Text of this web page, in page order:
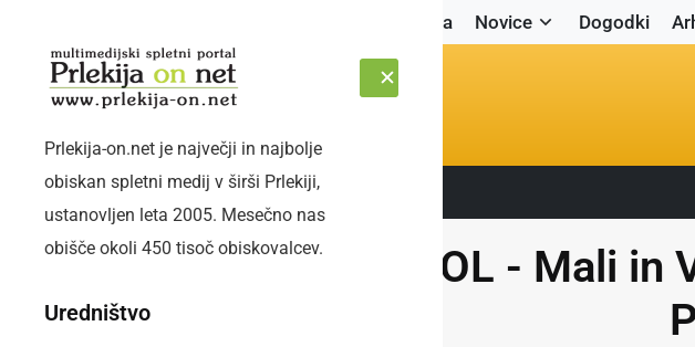
Naslovnica Novice Dogodki
ČETRTEK, 6. AVGUST 2026 Sledite nam:
Prlekija-on.net je največji in najbolje
obiskan spletni medij v širši Prlekiji,
ustanovljen leta 2005. Mesečno nas
obišče okoli 450 tisoč obiskovalcev.
Uredništvo
STOL - Mali